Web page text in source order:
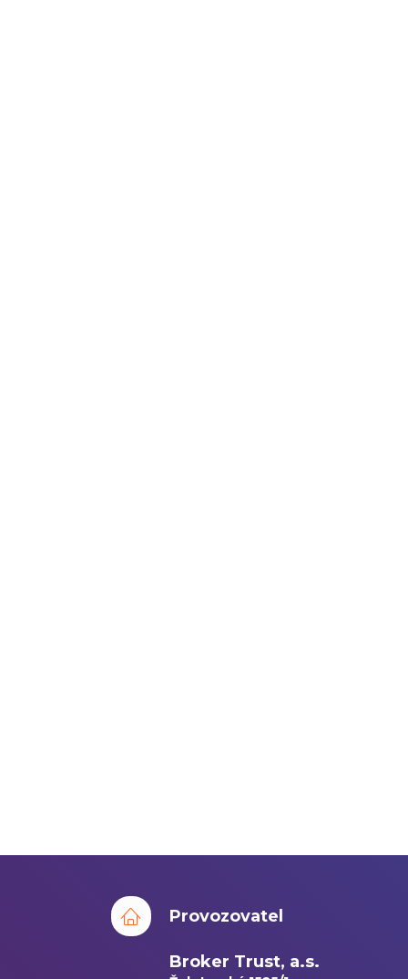
Provozovatel
Broker Trust, a.s.